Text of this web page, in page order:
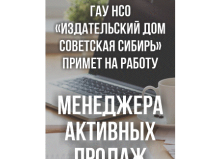
Покрытие рулежных дорожек обновили в аэропорту
Толмачево по нацпроекту
В Новосибирске зафиксирован рост заболеваемости
энтеровирусной инфекцией
В Новосибирске осудили внука за продажу дедова ружья
псевдо-мигранту